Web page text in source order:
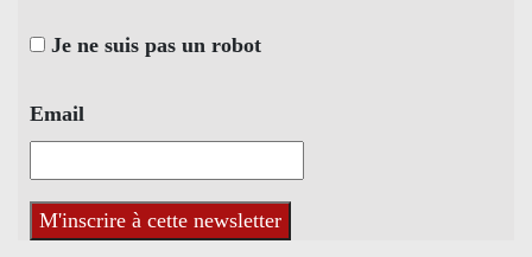
Je ne suis pas un robot
Email